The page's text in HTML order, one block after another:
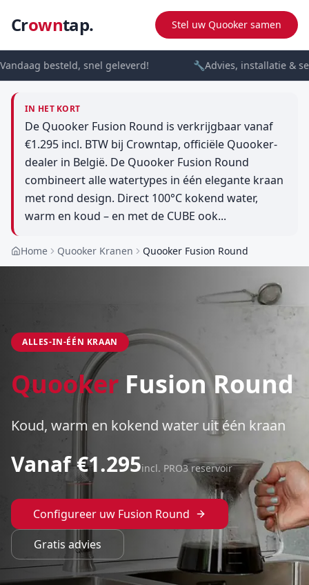
Crowntap. Stel uw Quooker samen
besteld, snel geleverd! 🔧Advies, installatie &
IN HET KORT
De Quooker Fusion Round is verkrijgbaar vanaf
€1.295 incl. BTW bij Crowntap, officiële Quooker-
dealer in België. De Quooker Fusion Round
combineert alle watertypes in één elegante kraan
met rond design. Direct 100°C kokend water,
warm en koud – en met de CUBE ook...
Home Quooker Kranen Quooker Fusion Round
ALLES-IN-ÉÉN KRAAN
Quooker Fusion Round
Koud, warm en kokend water uit één kraan
Vanaf €1.295incl. PRO3 reservoir
Configureer uw Fusion Round
Gratis advies